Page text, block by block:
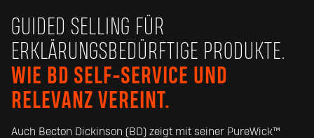
GUIDED SELLING FÜR
ERKLÄRUNGSBEDÜRFTIGE PRODUKTE.
WIE BD SELF-SERVICE UND
RELEVANZ VEREINT.
Auch Becton Dickinson (BD) zeigt mit seiner PureWick™